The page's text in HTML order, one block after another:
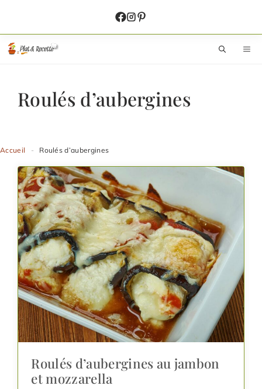
contenu
Roulés d’aubergines
Accueil - Roulés d’aubergines
Roulés d’aubergines au jambon
et mozzarella